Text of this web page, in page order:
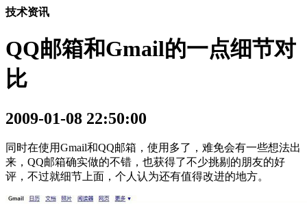
技术资讯
QQ邮箱和Gmail的一点细节对
比
2009-01-08 22:50:00
同时在使用Gmail和QQ邮箱，使用多了，难免会有一些想法出
来，QQ邮箱确实做的不错，也获得了不少挑剔的朋友的好
评，不过就细节上面，个人认为还有值得改进的地方。